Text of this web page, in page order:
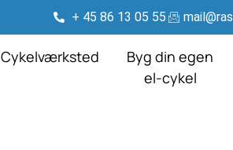
+ 45 86 13 05 55
Cykelværksted
Byg din egen
el-cykel